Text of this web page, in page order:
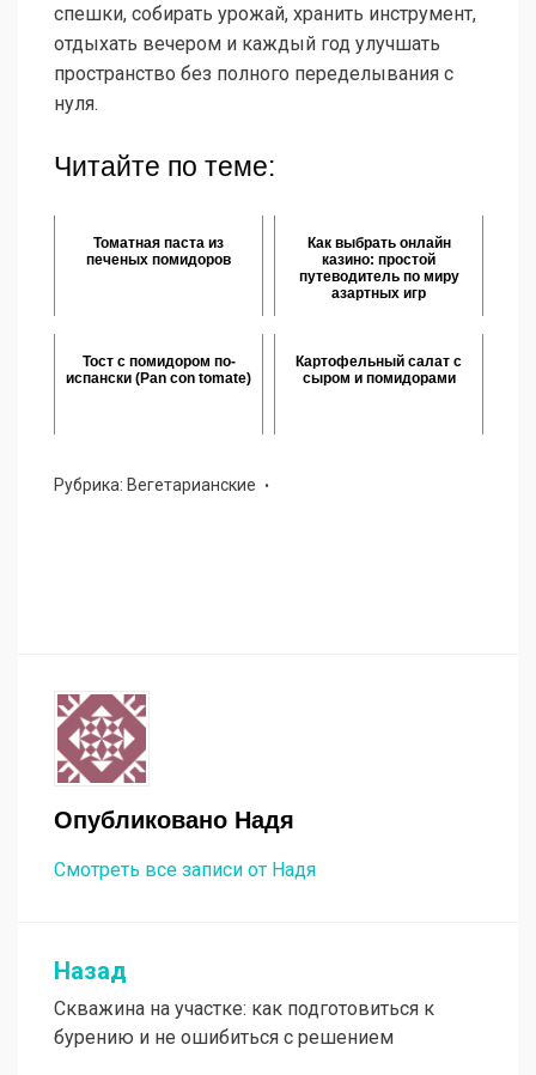
спешки, собирать урожай, хранить инструмент,
отдыхать вечером и каждый год улучшать
пространство без полного переделывания с
нуля.
Читайте по теме:
Томатная паста из
печеных помидоров
Как выбрать онлайн
казино: простой
путеводитель по миру
азартных игр
Тост с помидором по-
испански (Pan con tomate)
Картофельный салат с
сыром и помидорами
Рубрика: Вегетарианские
Опубликовано Надя
Смотреть все записи от Надя
Навигация
по
записям
Назад
Скважина на участке: как подготовиться к
бурению и не ошибиться с решением